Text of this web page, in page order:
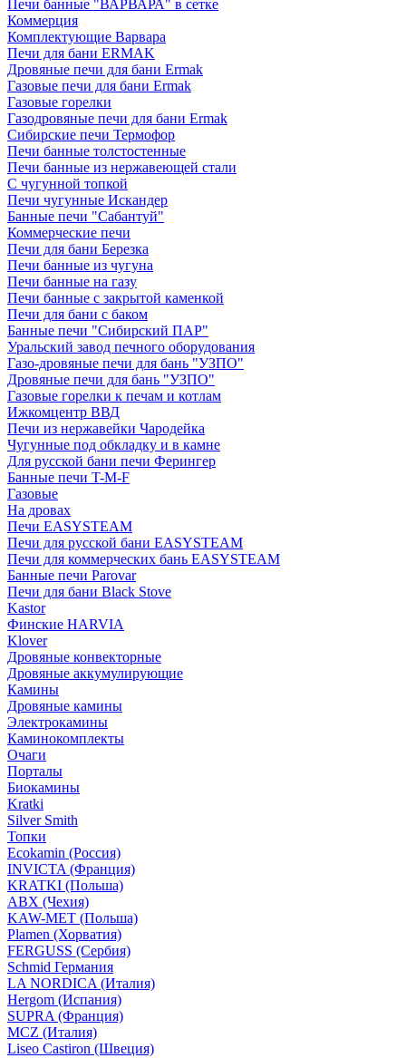
Печи банные "ВАРВАРА" в сетке
Коммерция
Комплектующие Варвара
Печи для бани ERMAK
Дровяные печи для бани Ermak
Газовые печи для бани Ermak
Газовые горелки
Газодровяные печи для бани Ermak
Сибирские печи Термофор
Печи банные толстостенные
Печи банные из нержавеющей стали
С чугунной топкой
Печи чугунные Искандер
Банные печи "Сабантуй"
Коммерческие печи
Печи для бани Березка
Печи банные из чугуна
Печи банные на газу
Печи банные с закрытой каменкой
Печи для бани с баком
Банные печи "Сибирский ПАР"
Уральский завод печного оборудования
Газо-дровяные печи для бань "УЗПО"
Дровяные печи для бань "УЗПО"
Газовые горелки к печам и котлам
Ижкомцентр ВВД
Печи из нержавейки Чародейка
Чугунные под обкладку и в камне
Для русской бани печи Ферингер
Банные печи T-M-F
Газовые
На дровах
Печи EASYSTEAM
Печи для русской бани EASYSTEAM
Печи для коммерческих бань EASYSTEAM
Банные печи Parovar
Печи для бани Black Stove
Kastor
Финские HARVIA
Klover
Дровяные конвекторные
Дровяные аккумулирующие
Камины
Дровяные камины
Электрокамины
Каминокомплекты
Очаги
Порталы
Биокамины
Kratki
Silver Smith
Топки
Ecokamin (Россия)
INVICTA (Франция)
KRATKI (Польша)
ABX (Чехия)
KAW-MET (Польша)
Plamen (Хорватия)
FERGUSS (Сербия)
Schmid Германия
LA NORDICA (Италия)
Hergom (Испания)
SUPRA (Франция)
MCZ (Италия)
Liseo Castiron (Швеция)